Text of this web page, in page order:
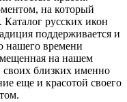
на который
русских икон
поддерживается и
нашего времени
на нашем
своих близких именно
еще и красотой своего